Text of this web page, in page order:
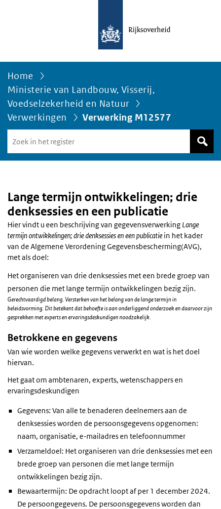
Home
Ministerie van Landbouw, Visserij,
Voedselzekerheid en Natuur
Verwerkingen
Verwerking M12577
in
het
Lange termijn ontwikkelingen; drie
denksessies en een publicatie
Hier vindt u een beschrijving van gegevensverwerking Lange
termijn ontwikkelingen; drie denksessies en een publicatie in het kader
van de Algemene Verordening Gegevensbescherming(AVG),
met als doel:
Het organiseren van drie denksessies met een brede groep van
personen die met lange termijn ontwikkelingen bezig zijn.
Gerechtvaardigd belang. Versterken van het belang van de lange termijn in
beleidsvorming. Dit betekent dat behoefte is aan onderliggend onderzoek en daarvoor zijn
gesprekken met experts en ervaringsdeskundigen noodzakelijk.
Betrokkene en gegevens
Van wie worden welke gegevens verwerkt en wat is het doel
hiervan.
Het gaat om ambtenaren, experts, wetenschappers en
ervaringsdeskundigen
Gegevens: Van alle te benaderen deelnemers aan de
denksessies worden de persoonsgegevens opgenomen:
naam, organisatie, e-mailadres en telefoonnummer
Verzameldoel: Het organiseren van drie denksessies met een
brede groep van personen die met lange termijn
ontwikkelingen bezig zijn.
Bewaartermijn: De opdracht loopt af per 1 december 2024.
De persoongegevens. De persoonsgegevens worden dan